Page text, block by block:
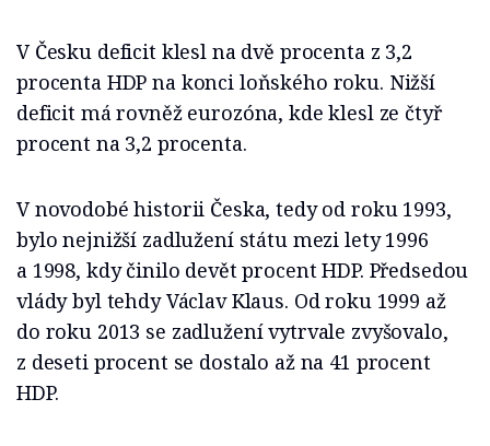
V Česku deficit klesl na dvě procenta z 3,2
procenta HDP na konci loňského roku. Nižší
deficit má rovněž eurozóna, kde klesl ze čtyř
procent na 3,2 procenta.
V novodobé historii Česka, tedy od roku 1993,
bylo nejnižší zadlužení státu mezi lety 1996
a 1998, kdy činilo devět procent HDP. Předsedou
vlády byl tehdy Václav Klaus. Od roku 1999 až
do roku 2013 se zadlužení vytrvale zvyšovalo,
z deseti procent se dostalo až na 41 procent
HDP.